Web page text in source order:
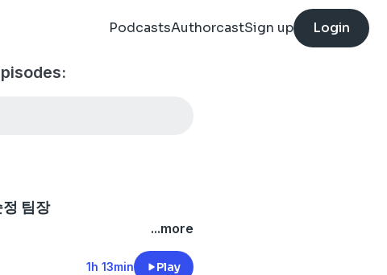
PodcastsAuthorcastSign up Login
팀장
...more
1h 13min Play